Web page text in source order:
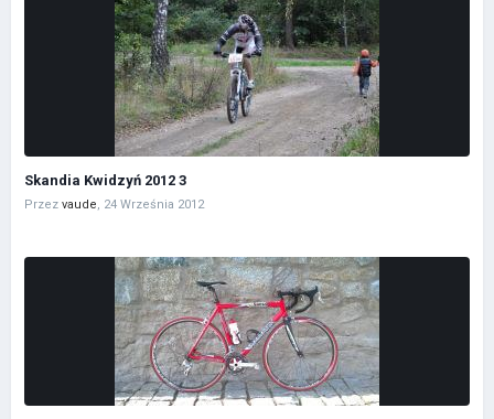
Skandia Kwidzyń 2012 3
Przez vaude, 24 Września 2012